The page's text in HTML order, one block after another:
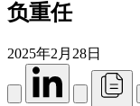
负重任
2025年2月28日